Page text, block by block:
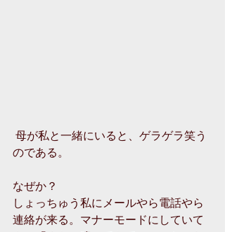
のである。
なぜか？
しょっちゅう私にメールやら電話やら
連絡が来る。マナーモードにしていて